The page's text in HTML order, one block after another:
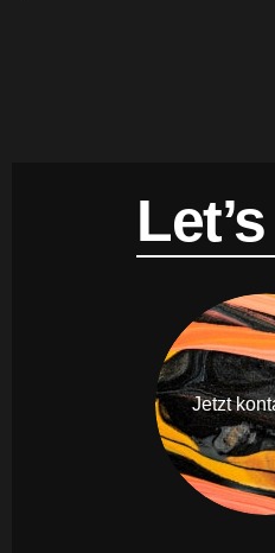
Jetzt